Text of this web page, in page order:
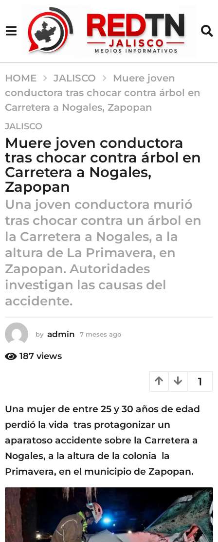
HOME JALISCO
Muere joven
conductora tras chocar contra árbol en
Carretera a Nogales, Zapopan
7
m
e
s
e
s
a
g
o
7
m
e
s
e
s
a
o
JALISCO
Muere joven conductora
tras chocar contra árbol en
Carretera a Nogales,
Zapopan
Una joven conductora murió
tras chocar contra un árbol en
la Carretera a Nogales, a la
altura de La Primavera, en
Zapopan. Autoridades
investigan las causas del
accidente.
by admin 7 meses ago
o
187 views
1
Una mujer de entre 25 y 30 años de edad
perdió la vida tras protagonizar un
aparatoso accidente sobre la Carretera a
Nogales, a la altura de la colonia la
Primavera, en el municipio de Zapopan.